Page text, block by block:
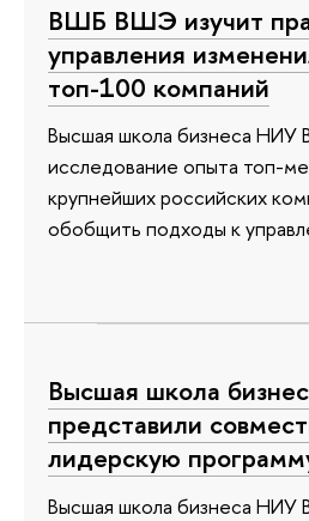
ВШБ ВШЭ изучит
управления
топ-100 компаний
Высшая школа бизнеса НИУ
исследование опыта топ-
крупнейших российских
обобщить подходы к
Высшая школа
представили
лидерскую
Высшая школа бизнеса